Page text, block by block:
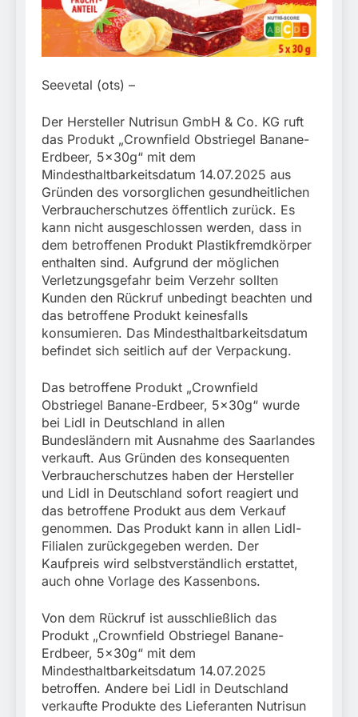
Beinahekollision an
Bahnübergang in Aubing
/ Bundespolizei ermittelt
5. August 2026
Seevetal (ots) –
Der Hersteller Nutrisun GmbH & Co. KG ruft
das Produkt „Crownfield Obstriegel Banane-
Erdbeer, 5x30g“ mit dem
Mindesthaltbarkeitsdatum 14.07.2025 aus
Gründen des vorsorglichen gesundheitlichen
Verbraucherschutzes öffentlich zurück. Es
kann nicht ausgeschlossen werden, dass in
dem betroffenen Produkt Plastikfremdkörper
enthalten sind. Aufgrund der möglichen
Verletzungsgefahr beim Verzehr sollten
Kunden den Rückruf unbedingt beachten und
das betroffene Produkt keinesfalls
konsumieren. Das Mindesthaltbarkeitsdatum
befindet sich seitlich auf der Verpackung.
Das betroffene Produkt „Crownfield
Obstriegel Banane-Erdbeer, 5x30g“ wurde
bei Lidl in Deutschland in allen
Bundesländern mit Ausnahme des Saarlandes
verkauft. Aus Gründen des konsequenten
Verbraucherschutzes haben der Hersteller
und Lidl in Deutschland sofort reagiert und
das betroffene Produkt aus dem Verkauf
genommen. Das Produkt kann in allen Lidl-
Filialen zurückgegeben werden. Der
Kaufpreis wird selbstverständlich erstattet,
auch ohne Vorlage des Kassenbons.
Von dem Rückruf ist ausschließlich das
Produkt „Crownfield Obstriegel Banane-
Erdbeer, 5x30g“ mit dem
Mindesthaltbarkeitsdatum 14.07.2025
betroffen. Andere bei Lidl in Deutschland
verkaufte Produkte des Lieferanten Nutrisun